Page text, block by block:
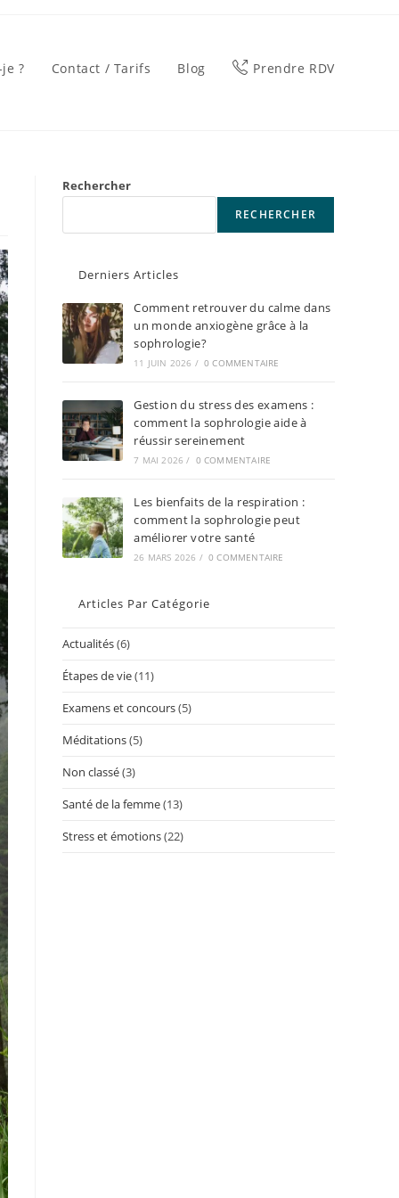
? Contact / Tarifs Blog Prendre RDV
Rechercher
RECHERCHER
Derniers Articles
Comment retrouver du calme dans
un monde anxiogène grâce à la
sophrologie?
11 JUIN 2026 / 0 COMMENTAIRE
Gestion du stress des examens :
comment la sophrologie aide à
réussir sereinement
7 MAI 2026 / 0 COMMENTAIRE
Les bienfaits de la respiration :
comment la sophrologie peut
améliorer votre santé
26 MARS 2026 / 0 COMMENTAIRE
Articles Par Catégorie
Actualités(6)
Étapes de vie(11)
Examens et concours(5)
Méditations(5)
Non classé(3)
Santé de la femme(13)
Stress et émotions(22)